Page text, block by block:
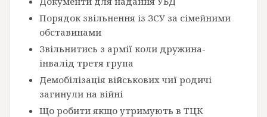
Порядок звільнення із ЗСУ за сімейними
обставинами
Звільнитись з армії коли дружина-
інвалід третя група
Демобілізація військових чиї родичі
загинули на війні
Що робити якщо утримують в ТЦК